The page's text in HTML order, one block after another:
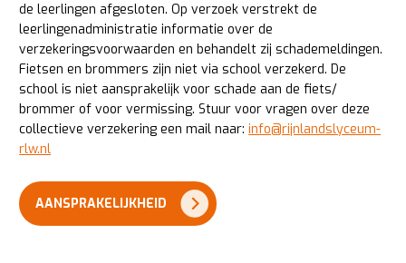
de leerlingen afgesloten. Op verzoek verstrekt de
leerlingenadministratie informatie over de
verzekeringsvoorwaarden en behandelt zij schademeldingen.
Fietsen en brommers zijn niet via school verzekerd. De
school is niet aansprakelijk voor schade aan de fiets/
brommer of voor vermissing. Stuur voor vragen over deze
collectieve verzekering een mail naar:info@rijnlandslyceum-
rlw.nl
AANSPRAKELIJKHEID